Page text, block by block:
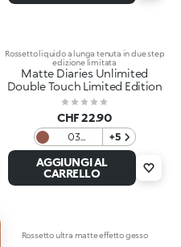
Rossetto liquido a lunga tenuta in due step
edizione limitata
Matte Diaries Unlimited
Double Touch Limited Edition
CHF 22.90
03
Chestnut
Avenue
+5
AGGIUNGI AL
CARRELLO
Rossetto ultra matte effetto gesso